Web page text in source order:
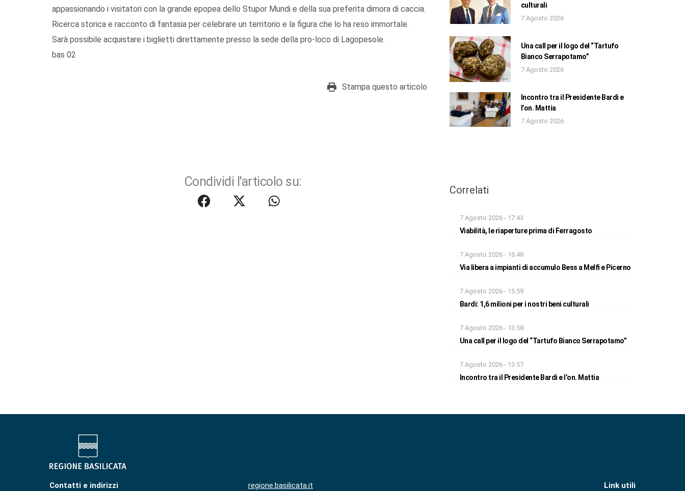
appassionando i visitatori con la grande epopea dello Stupor Mundi e della sua preferita dimora di caccia.
Ricerca storica e racconto di fantasia per celebrare un territorio e la figura che lo ha reso immortale.
Sarà possibile acquistare i biglietti direttamente presso la sede della pro-loco di Lagopesole.
bas 02
Stampa questo articolo
Condividi l'articolo su:
culturali
7 Agosto 2026
Una call per il logo del “Tartufo
Bianco Serrapotamo”
7 Agosto 2026
Incontro tra il Presidente Bardi e
l’on. Mattia
7 Agosto 2026
Correlati
7 Agosto 2026 - 17:43
Viabilità, le riaperture prima di Ferragosto
7 Agosto 2026 - 16:48
Via libera a impianti di accumulo Bess a Melfi e Picerno
7 Agosto 2026 - 15:59
Bardi: 1,6 milioni per i nostri beni culturali
7 Agosto 2026 - 13:58
Una call per il logo del “Tartufo Bianco Serrapotamo”
7 Agosto 2026 - 13:57
Incontro tra il Presidente Bardi e l’on. Mattia
Contatti e indirizzi regione.basilicata.it Link utili